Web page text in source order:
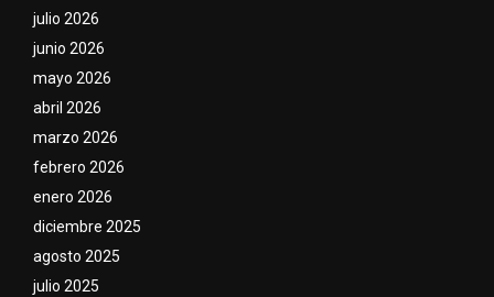
julio 2026
junio 2026
mayo 2026
abril 2026
marzo 2026
febrero 2026
enero 2026
diciembre 2025
agosto 2025
julio 2025